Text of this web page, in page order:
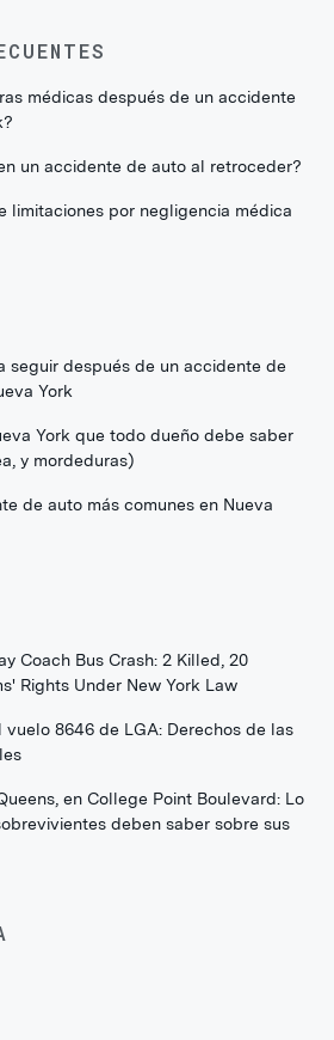
médicas después de un accidente
un accidente de auto al retroceder?
limitaciones por negligencia médica
seguir después de un accidente de
York
York que todo dueño debe saber
y mordeduras)
de auto más comunes en Nueva
Coach Bus Crash: 2 Killed, 20
Rights Under New York Law
8646 de LGA: Derechos de las
en College Point Boulevard: Lo
deben saber sobre sus